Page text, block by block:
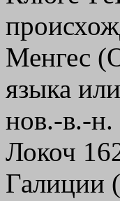
Менгес
языка
нов.-в.-
Локоч
Галиции